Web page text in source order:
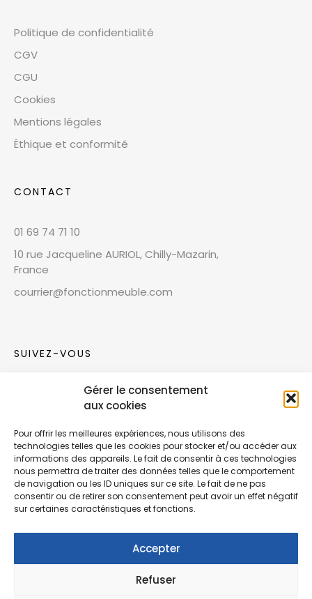
Gérer le consentement
aux cookies
Pour offrir les meilleures expériences, nous utilisons des
technologies telles que les cookies pour stocker et/ou accéder aux
informations des appareils. Le fait de consentir à ces technologies
nous permettra de traiter des données telles que le comportement
de navigation ou les ID uniques sur ce site. Le fait de ne pas
consentir ou de retirer son consentement peut avoir un effet négatif
sur certaines caractéristiques et fonctions.
Accepter
Refuser
Politique de confidentialité
CGV
CGU
Cookies
Mentions légales
Éthique et conformité
CONTACT
01 69 74 71 10
10 rue Jacqueline AURIOL, Chilly-Mazarin,
France
courrier@fonctionmeuble.com
SUIVEZ-VOUS
Rejoignez notre communauté sur les réseaux
Nouvelles collections, vie de l’équipe ou
inspirations : soyez informés de nos dernières
actualités.
© Copyright Fonction Meuble